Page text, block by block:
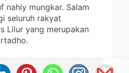
nahiy mungkar. Salam
seluruh rakyat
Lilur yang merupakan